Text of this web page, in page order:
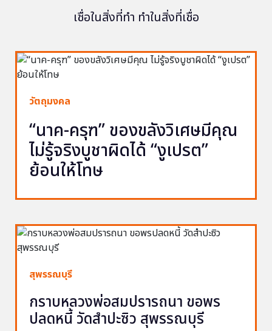
เชื่อในสิ่งที่ทำ ทำในสิ่งที่เชื่อ
วัตถุมงคล
“นาค-ครุฑ” ของขลังวิเศษมีคุณ
ไม่รู้จริงบูชาผิดได้ “งูเปรต”
ย้อนให้โทษ
สุพรรณบุรี
กราบหลวงพ่อสมปรารถนา ขอพร
ปลดหนี้ วัดสำปะซิว สุพรรณบุรี